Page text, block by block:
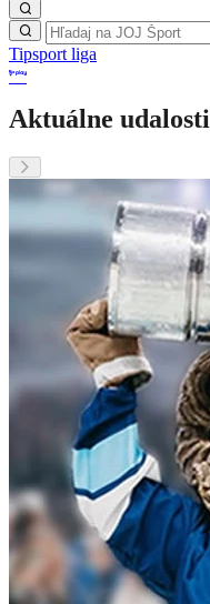
Tipsport liga
Aktuálne udalosti